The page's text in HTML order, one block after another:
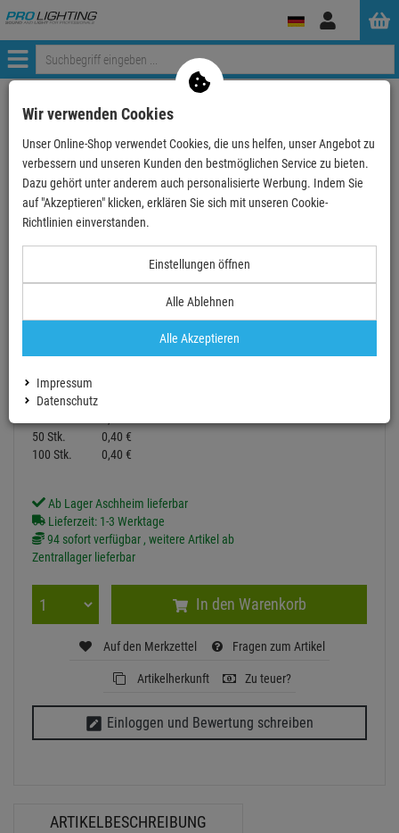
Anmelden
Menü
NEUTRIK XCR-0 farbiger Markierungsring für
die X Serie, SCHWARZ, mit Beschriftungsfeld
Artikel-Nummer:XCR0
0,02 EUR/ Monat
0,41 €
zzgl Versand - frei ab 90,-€ in DE
Preisstaffelung
Bestellmenge
1 Stk.
50 Stk.
0,40 €
100 Stk.
0,40 €
Ab Lager Aschheim lieferbar
Lieferzeit: 1-3 Werktage
94 sofort verfügbar , weitere Artikel ab
Zentrallager lieferbar
In den Warenkorb
Auf den Merkzettel Fragen zum Artikel
Artikelherkunft Zu teuer?
Einloggen und Bewertung schreiben
ARTIKELBESCHREIBUNG
Wir verwenden Cookies
Unser Online-Shop verwendet Cookies, die uns helfen, unser Angebot zu
verbessern und unseren Kunden den bestmöglichen Service zu bieten.
Dazu gehört unter anderem auch personalisierte Werbung. Indem Sie
auf "Akzeptieren" klicken, erklären Sie sich mit unseren Cookie-
Richtlinien einverstanden.
Einstellungen öffnen
Alle Ablehnen
Alle Akzeptieren
Impressum
Datenschutz